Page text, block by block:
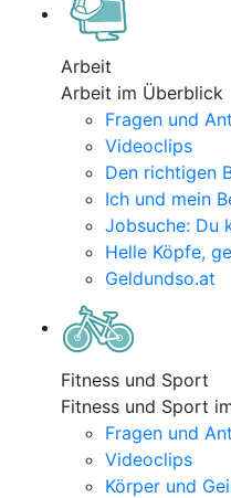
Arbeit
Arbeit im Überblick
Fragen und
Videoclips
Den richtigen
Ich und mein
Jobsuche: Du
Helle Köpfe,
Geldundso.at
Fitness und Sport
Fitness und Sport
Fragen und
Videoclips
Körper und